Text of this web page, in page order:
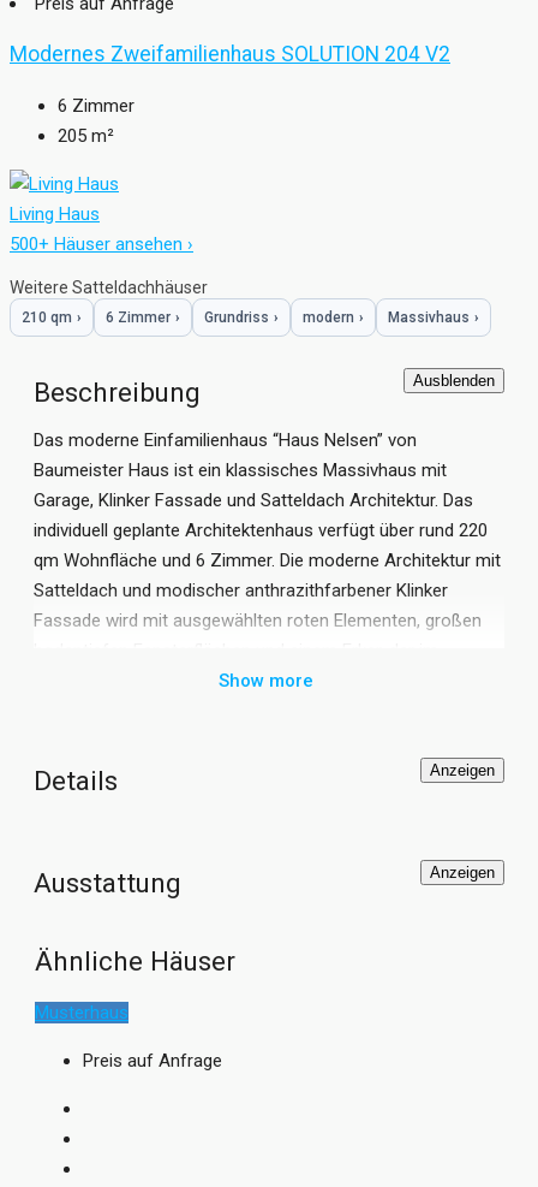
Modernes Zweifamilienhaus SOLUTION 204 V2
6 Zimmer
205 m²
Living Haus
500+ Häuser ansehen ›
Weitere Satteldachhäuser
210 qm › 6 Zimmer › Grundriss › modern › Massivhaus ›
Beschreibung Ausblenden
Das moderne Einfamilienhaus “Haus Nelsen” von
Baumeister Haus ist ein klassisches Massivhaus mit
Garage, Klinker Fassade und Satteldach Architektur. Das
individuell geplante Architektenhaus verfügt über rund 220
qm Wohnfläche und 6 Zimmer. Die moderne Architektur mit
Satteldach und modischer anthrazithfarbener Klinker
Fassade wird mit ausgewählten roten Elementen, großen
Obergeschoss als Balkon dient, ergänzt. Der Haus
Treppe, Sauna und Kamin. Das Schlafzimmer im
Dachterrasse. Für die Kinder steht ein eigener WC- und
Duschbereich zur Verfügung. Das Massivhaus “Haus
optimiert und mit einer Erdwärmepumpe ausgestattet.
Fotos: Engelhardt Sellin/Baumeister-Haus
Show more
Details Anzeigen
Ausstattung Anzeigen
Ähnliche Häuser
Musterhaus
Preis auf Anfrage